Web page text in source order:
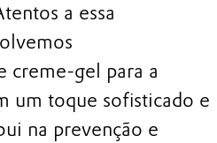
a essa
creme-gel para a
um toque sofisticado e
na prevenção e